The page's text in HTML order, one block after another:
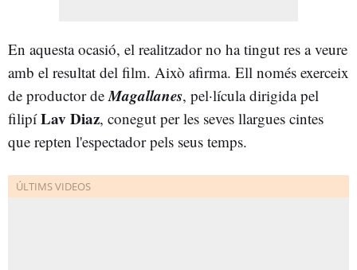
En aquesta ocasió, el realitzador no ha tingut res a veure
amb el resultat del film. Això afirma. Ell només exerceix
de productor de Magallanes, pel·lícula dirigida pel
filipíLav Diaz, conegut per les seves llargues cintes
que repten l'espectador pels seus temps.